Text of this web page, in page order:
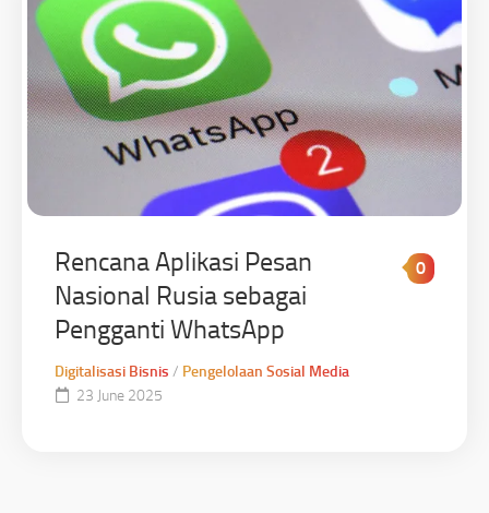
Rencana Aplikasi Pesan
Nasional Rusia sebagai
Pengganti WhatsApp
0
Digitalisasi Bisnis / Pengelolaan Sosial Media
23 June 2025